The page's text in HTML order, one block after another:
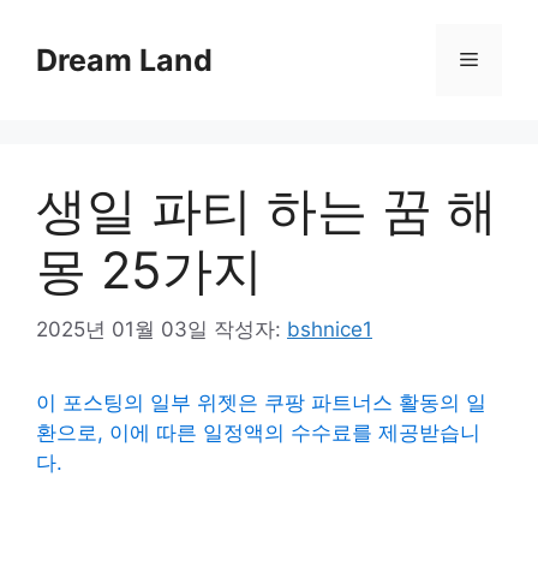
Dream Land 메
생일 파티 하는 꿈 해
몽 25가지
2025년 01월 03일 작성자: bshnice1
이 포스팅의 일부 위젯은 쿠팡 파트너스 활동의 일
환으로, 이에 따른 일정액의 수수료를 제공받습니
다.